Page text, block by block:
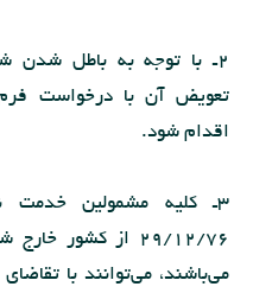
2ـ با توجه به باطل شدن
اقدام شود.
3ـ كلیه مشمولین خدمت
29/12/76 از كشور